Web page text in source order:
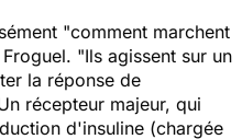
"comment marchent
"Ils agissent sur un
la réponse de
récepteur majeur, qui
d'insuline (chargée